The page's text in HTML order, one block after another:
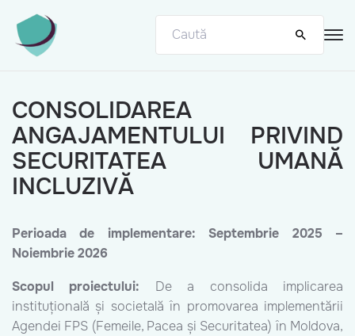
CONSOLIDAREA
ANGAJAMENTULUI PRIVIND
SECURITATEA UMANĂ
INCLUZIVĂ
Perioada de implementare: Septembrie 2025 –
Noiembrie 2026
Scopul proiectului: De a consolida implicarea
instituțională și societală în promovarea implementării
Agendei FPS (Femeile, Pacea și Securitatea) în Moldova,